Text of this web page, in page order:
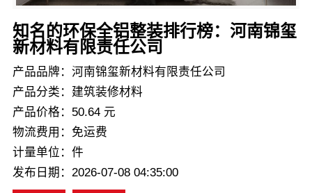
知名的环保全铝整装排行榜：河南锦玺
新材料有限责任公司
产品品牌：河南锦玺新材料有限责任公司
产品分类：建筑装修材料
产品价格：50.64 元
物流费用：免运费
计量单位：件
发布日期：2026-07-08 04:35:00